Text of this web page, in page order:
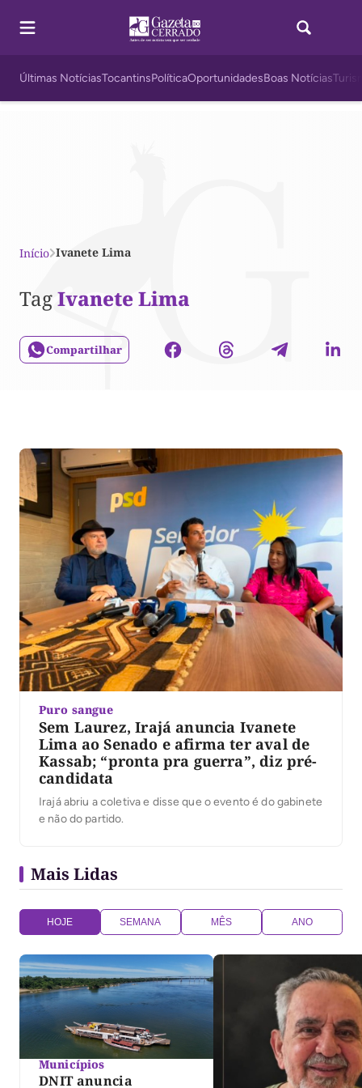
Últimas NotíciasTocantinsPolíticaOportunidadesBoas Notícias
Início Ivanete Lima
TagIvanete Lima
Compartilhar
Puro sangue
Sem Laurez, Irajá anuncia Ivanete
Lima ao Senado e afirma ter aval de
Kassab; “pronta pra guerra”, diz pré-
candidata
Irajá abriu a coletiva e disse que o evento é do gabinete
e não do partido.
Mais Lidas
HOJE SEMANA MÊS ANO
Municípios
DNIT anuncia